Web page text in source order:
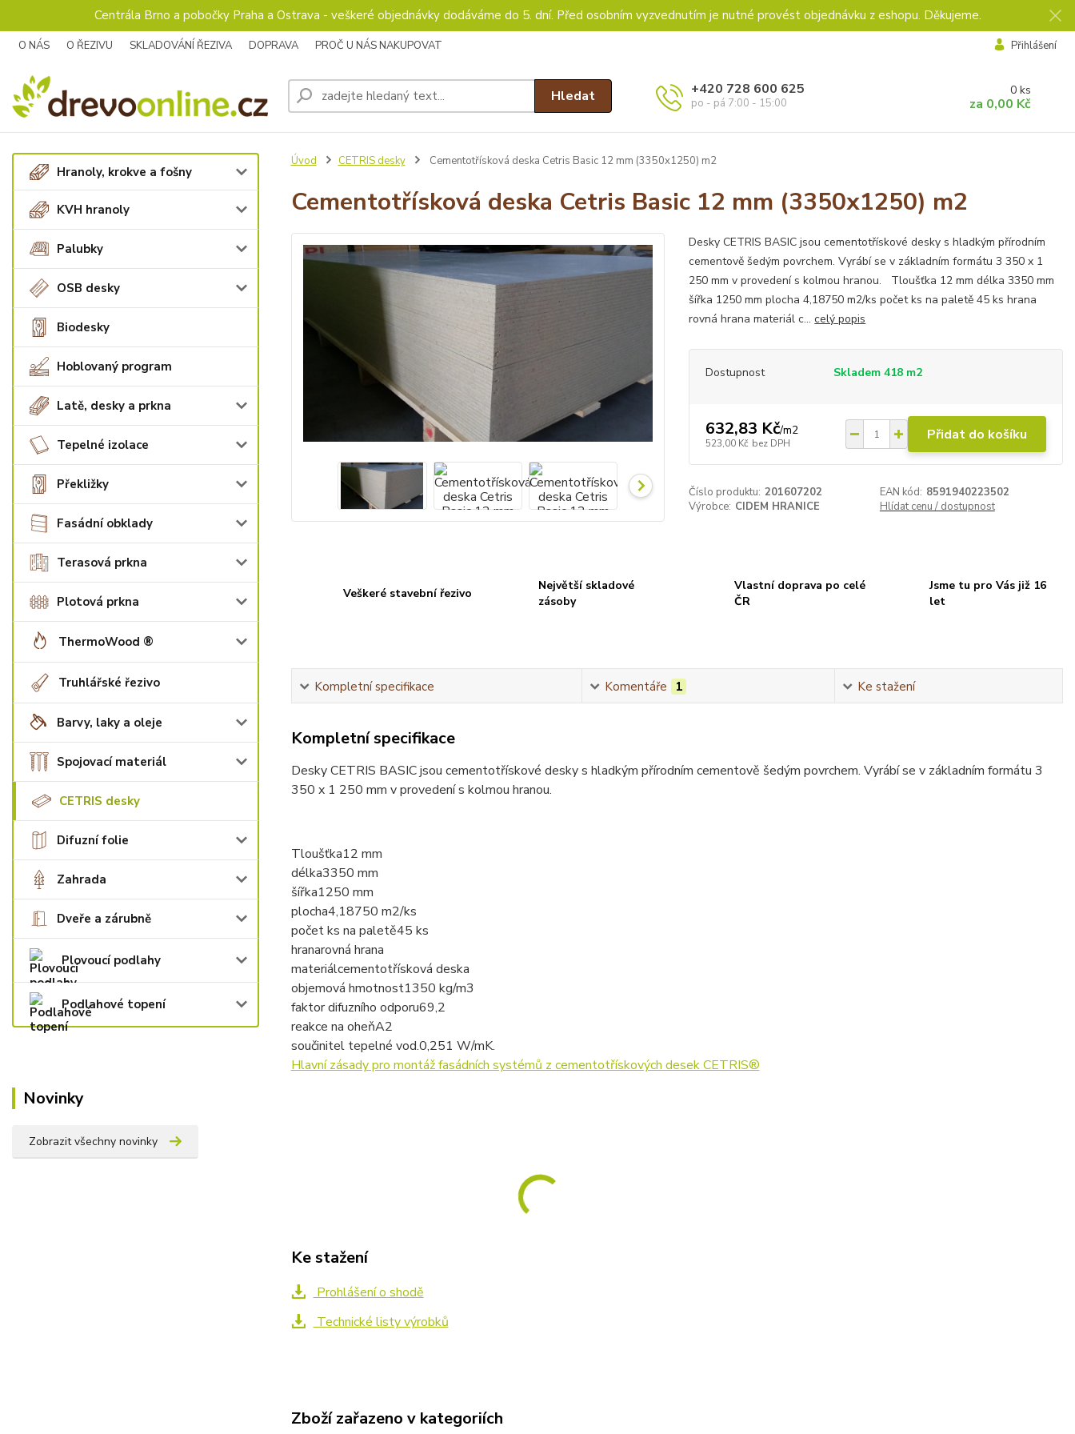
Centrála Brno a pobočky Praha a Ostrava - veškeré objednávky dodáváme do 5. dní. Před osobním vyzvednutím je nutné provést objednávku z eshopu. Děkujeme.
O NÁS O ŘEZIVU SKLADOVÁNÍ ŘEZIVA DOPRAVA PROČ U NÁS NAKUPOVAT Přihlášení
Hledat +420 728 600 625
po - pá 7:00 - 15:00
0 ks
za 0,00 Kč
Hranoly, krokve a fošny
KVH hranoly
Palubky
OSB desky
Biodesky
Hoblovaný program
Latě, desky a prkna
Tepelné izolace
Překližky
Fasádní obklady
Terasová prkna
Plotová prkna
ThermoWood ®
Truhlářské řezivo
Barvy, laky a oleje
Spojovací materiál
CETRIS desky
Difuzní folie
Zahrada
Dveře a zárubně
Plovoucí podlahy
Podlahové topení
Novinky
Zobrazit všechny novinky
Úvod CETRIS desky Cementotřísková deska Cetris Basic 12 mm (3350x1250) m2
Cementotřísková deska Cetris Basic 12 mm (3350x1250) m2
Desky CETRIS BASIC jsou cementotřískové desky s hladkým přírodním
cementově šedým povrchem. Vyrábí se v základním formátu 3 350 x 1
250 mm v provedení s kolmou hranou. Tloušťka 12 mm délka 3350 mm
šířka 1250 mm plocha 4,18750 m2/ks počet ks na paletě 45 ks hrana
rovná hrana materiál c...celý popis
Dostupnost Skladem 418 m2
632,83 Kč/m2
523,00 Kč bez DPH Přidat do košíku
Číslo produktu: 201607202 EAN kód: 8591940223502
Výrobce: CIDEM HRANICE Hlídat cenu / dostupnost
Veškeré stavební řezivo
Největší skladové
zásoby
Vlastní doprava po celé
ČR
Jsme tu pro Vás již 16
let
Kompletní specifikace Komentáře 1 Ke stažení
Kompletní specifikace
Desky CETRIS BASIC jsou cementotřískové desky s hladkým přírodním cementově šedým povrchem. Vyrábí se v základním formátu 3
350 x 1 250 mm v provedení s kolmou hranou.
Tloušťka12 mm
délka3350 mm
šířka1250 mm
plocha4,18750 m2/ks
počet ks na paletě45 ks
hranarovná hrana
materiálcementotřísková deska
objemová hmotnost1350 kg/m3
faktor difuzního odporu69,2
reakce na oheňA2
součinitel tepelné vod.0,251 W/mK.
Hlavní zásady pro montáž fasádních systémů z cementotřískových desek CETRIS®
Ke stažení
Prohlášení o shodě
Technické listy výrobků
Zboží zařazeno v kategoriích